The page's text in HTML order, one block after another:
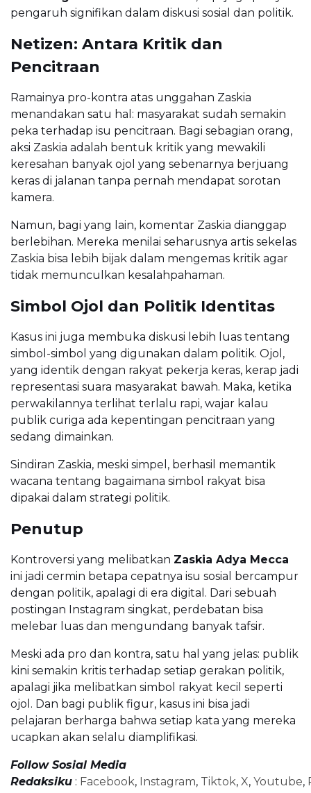
pengaruh signifikan dalam diskusi sosial dan politik.
Netizen: Antara Kritik dan
Pencitraan
Ramainya pro-kontra atas unggahan Zaskia
menandakan satu hal: masyarakat sudah semakin
peka terhadap isu pencitraan. Bagi sebagian orang,
aksi Zaskia adalah bentuk kritik yang mewakili
keresahan banyak ojol yang sebenarnya berjuang
keras di jalanan tanpa pernah mendapat sorotan
kamera.
Namun, bagi yang lain, komentar Zaskia dianggap
berlebihan. Mereka menilai seharusnya artis sekelas
Zaskia bisa lebih bijak dalam mengemas kritik agar
tidak memunculkan kesalahpahaman.
Simbol Ojol dan Politik Identitas
Kasus ini juga membuka diskusi lebih luas tentang
simbol-simbol yang digunakan dalam politik. Ojol,
yang identik dengan rakyat pekerja keras, kerap jadi
representasi suara masyarakat bawah. Maka, ketika
perwakilannya terlihat terlalu rapi, wajar kalau
publik curiga ada kepentingan pencitraan yang
sedang dimainkan.
Sindiran Zaskia, meski simpel, berhasil memantik
wacana tentang bagaimana simbol rakyat bisa
dipakai dalam strategi politik.
Penutup
Kontroversi yang melibatkan Zaskia Adya Mecca
ini jadi cermin betapa cepatnya isu sosial bercampur
dengan politik, apalagi di era digital. Dari sebuah
postingan Instagram singkat, perdebatan bisa
melebar luas dan mengundang banyak tafsir.
Meski ada pro dan kontra, satu hal yang jelas: publik
kini semakin kritis terhadap setiap gerakan politik,
apalagi jika melibatkan simbol rakyat kecil seperti
ojol. Dan bagi publik figur, kasus ini bisa jadi
pelajaran berharga bahwa setiap kata yang mereka
ucapkan akan selalu diamplifikasi.
Follow Sosial Media
Redaksiku : Facebook, Instagram, Tiktok, X, Youtube,